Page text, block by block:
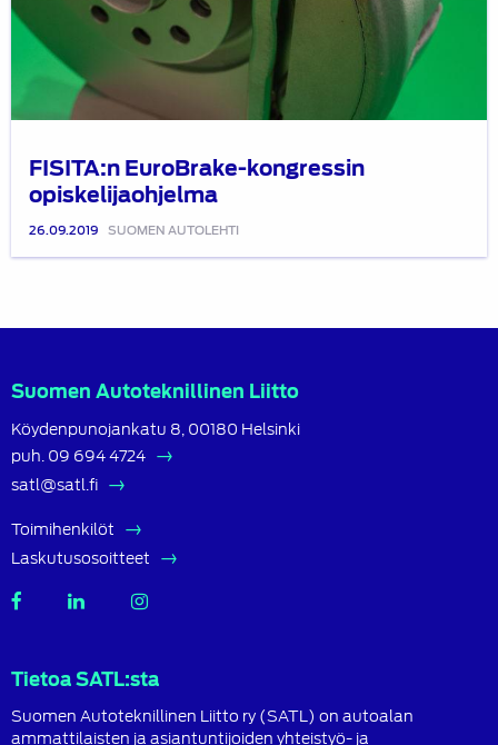
FISITA:n EuroBrake-kongressin
opiskelijaohjelma
26.09.2019 SUOMEN AUTOLEHTI
Suomen Autoteknillinen Liitto
Köydenpunojankatu 8, 00180 Helsinki
puh. 09 694 4724
satl@satl.fi
Toimihenkilöt
Laskutusosoitteet
SATL
SATL
Tietoa SATL:sta
Suomen Autoteknillinen Liitto ry (SATL) on autoalan
ammattilaisten ja asiantuntijoiden yhteistyö- ja